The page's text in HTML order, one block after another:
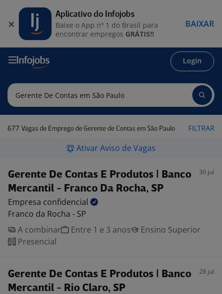
Login
677 Vagas de Emprego de Gerente de Contas em São Paulo FILTRAR
Ativar Aviso de Vagas
Gerente De Contas E Produtos | Banco
Mercantil - Franco Da Rocha, SP
30 jul
Empresa confidencial
Franco da Rocha - SP
A combinar
Entre 1 e 3 anos
Ensino Superior
Presencial
Gerente De Contas E Produtos | Banco
Mercantil - Rio Claro, SP
28 jul
Aplicativo do Infojobs
Baixe o App nº 1 do Brasil para
encontrar empregos GRÁTIS!!
BAIXAR